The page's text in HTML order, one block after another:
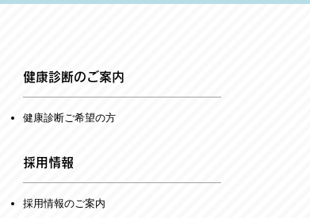
健康診断のご案内
健康診断ご希望の方
採用情報
​採用情報のご案内